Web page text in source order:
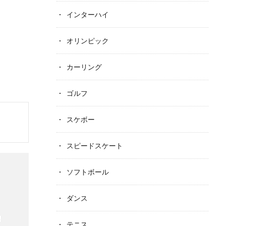
インターハイ
オリンピック
カーリング
ゴルフ
スケボー
スピードスケート
ソフトボール
ダンス